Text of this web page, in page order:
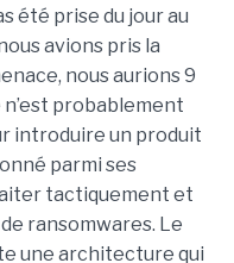
été prise du jour au
avions pris la
nous aurions 9
probablement
introduire un produit
parmi ses
tactiquement et
ransomwares. Le
une architecture qui